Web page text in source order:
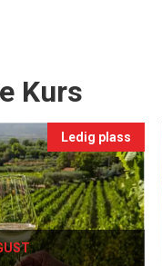
Kurs
Ledig plass